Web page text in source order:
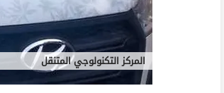
المركز التكنولوجي المتنقل